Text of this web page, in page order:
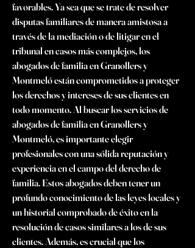
favorables. Ya sea que se trate de resolver
disputas familiares de manera amistosa a
través de la mediación o de litigar en el
tribunal en casos más complejos, los
abogados de familia en Granollers y
Montmeló están comprometidos a proteger
los derechos y intereses de sus clientes en
todo momento. Al buscar los servicios de
abogados de familia en Granollers y
Montmeló, es importante elegir
profesionales con una sólida reputación y
experiencia en el campo del derecho de
familia. Estos abogados deben tener un
profundo conocimiento de las leyes locales y
un historial comprobado de éxito en la
resolución de casos similares a los de sus
clientes. Además, es crucial que los